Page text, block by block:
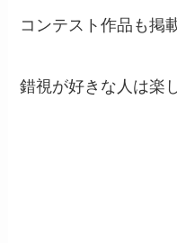
コンテスト作品も掲
錯視が好きな人は楽